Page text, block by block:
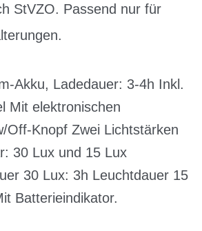
StVZO. Passend nur für
Akku, Ladedauer: 3-4h Inkl.
Mit elektronischen
Off-Knopf Zwei Lichtstärken
30 Lux und 15 Lux
30 Lux: 3h Leuchtdauer 15
Batterieindikator.